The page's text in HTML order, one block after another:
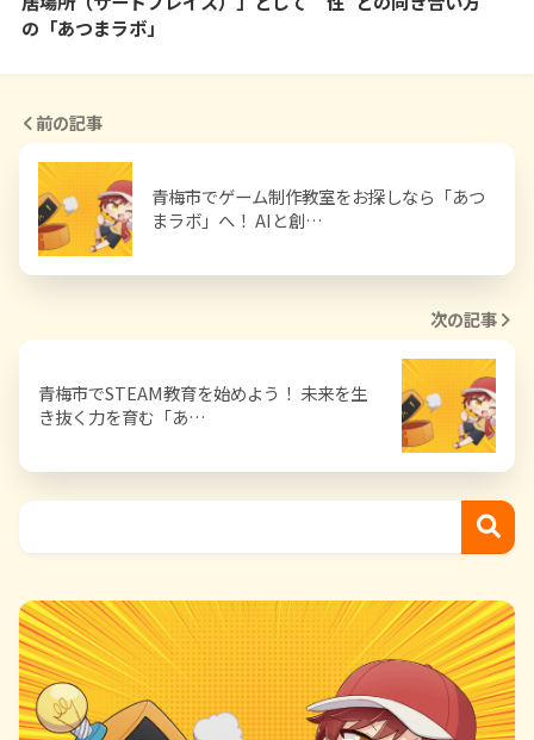
の「あつまラボ」
前の記事
青梅市でゲーム制作教室をお探しなら「あつ
まラボ」へ！ AIと創…
次の記事
青梅市でSTEAM教育を始めよう！ 未来を生
き抜く力を育む「あ…